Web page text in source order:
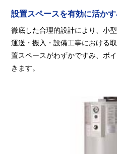
設置スペースを有効に活か
徹底した合理的設計により、小
運送・搬入・設備工事における
置スペースがわずかですみ、ボ
きます。